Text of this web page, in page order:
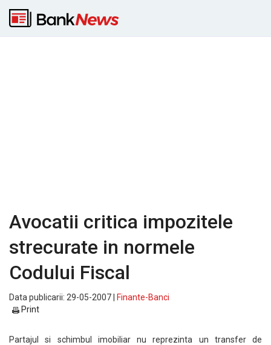
Avocatii critica impozitele
strecurate in normele
Codului Fiscal
Data publicarii: 29-05-2007 |
Finante-Banci
Print
Partajul si schimbul imobiliar nu reprezinta un transfer de